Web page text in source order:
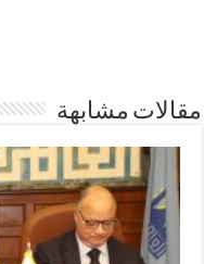
مقالات مشابهة